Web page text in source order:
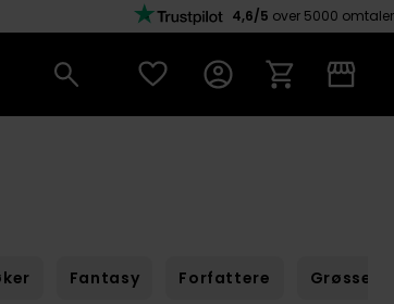
4,6/5 over 5000 omtaler
Fantasy Forfattere Grøssere